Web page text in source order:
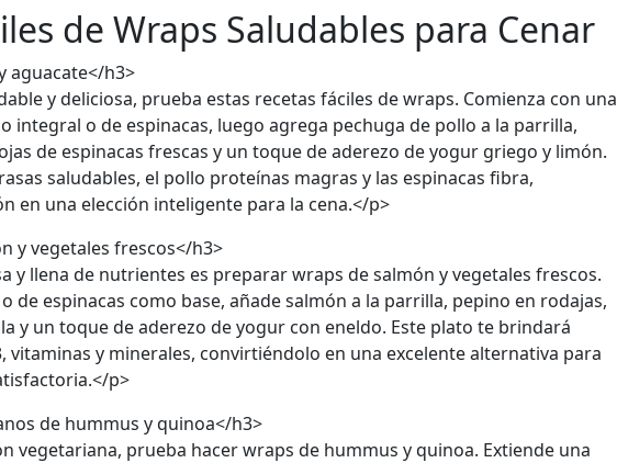
de Wraps Saludables para Cenar
aguacate</h3>
y deliciosa, prueba estas recetas fáciles de wraps. Comienza con una
integral o de espinacas, luego agrega pechuga de pollo a la parrilla,
de espinacas frescas y un toque de aderezo de yogur griego y limón.
saludables, el pollo proteínas magras y las espinacas fibra,
en una elección inteligente para la cena.</p>
y vegetales frescos</h3>
y llena de nutrientes es preparar wraps de salmón y vegetales frescos.
de espinacas como base, añade salmón a la parrilla, pepino en rodajas,
y un toque de aderezo de yogur con eneldo. Este plato te brindará
vitaminas y minerales, convirtiéndolo en una excelente alternativa para
p>
de hummus y quinoa</h3>
vegetariana, prueba hacer wraps de hummus y quinoa. Extiende una